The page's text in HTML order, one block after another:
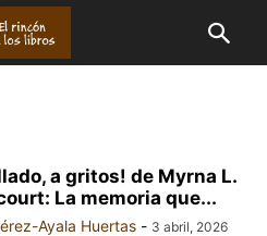
a gritos! de Myrna L.
La memoria que...
Ayala Huertas - 3 abril, 2026